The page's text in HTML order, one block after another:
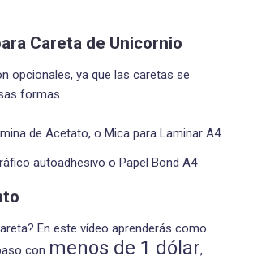
Careta de Unicornio
opcionales, ya que las caretas se
formas.
de Acetato, o Mica para Laminar A4.
autoadhesivo o Papel Bond A4
En este vídeo aprenderás como
con menos de 1 dólar,